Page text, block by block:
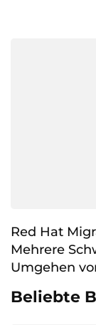
Red Hat
Mehrere
Umgehen
Beliebte